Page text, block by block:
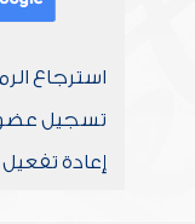
استرجاع
تسجيل
إعادة